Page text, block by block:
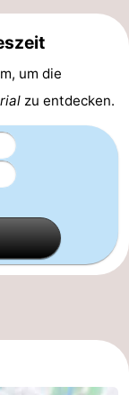
um die
zu entdecken.